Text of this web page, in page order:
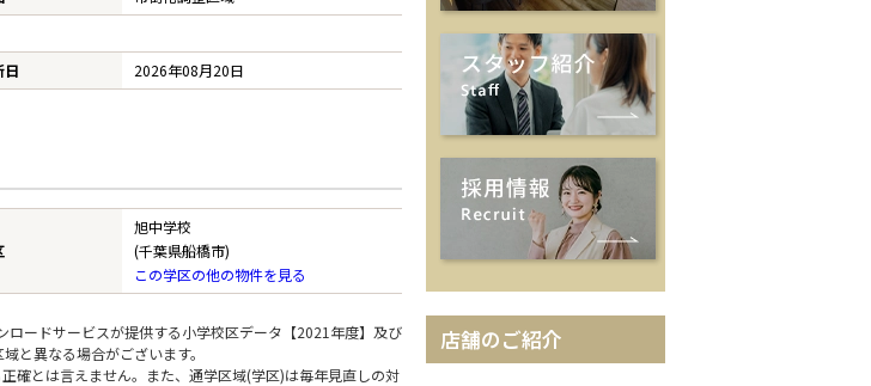
日
2026年08月20日
旭中学校
(千葉県船橋市)
この学区の他の物件を見る
ードサービスが提供する小学校区データ【2021年度】及び
と異なる場合がございます。
確とは言えません。また、通学区域(学区)は毎年見直しの対
店舗のご紹介